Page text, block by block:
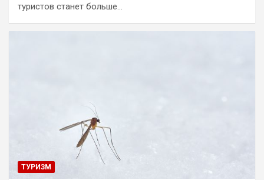
туристов станет больше…
ТУРИЗМ